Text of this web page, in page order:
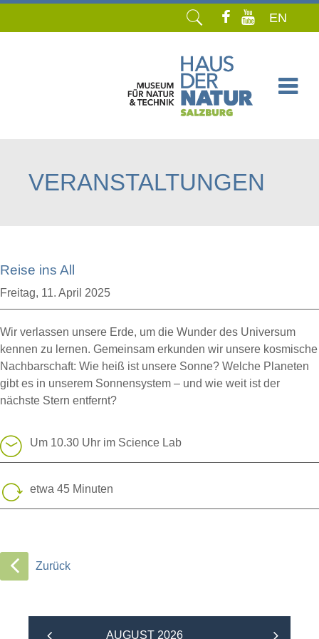
EN
VERANSTALTUNGEN
Reise ins All
Freitag, 11. April 2025
Wir verlassen unsere Erde, um die Wunder des Universum
kennen zu lernen. Gemeinsam erkunden wir unsere kosmische
Nachbarschaft: Wie heiß ist unsere Sonne? Welche Planeten
gibt es in unserem Sonnensystem – und wie weit ist der
nächste Stern entfernt?
Um 10.30 Uhr im Science Lab
etwa 45 Minuten
Zurück
AUGUST 2026